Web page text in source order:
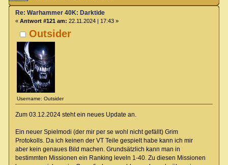
Outsider
Username: Outsider
Re: Warhammer 40K: Darktide
« Antwort #121 am: 22.11.2024 | 17:43 »
Zum 03.12.2024 steht ein neues Update an.
Ein neuer Spielmodi (der mir per se wohl nicht gefällt) Grim
Protokolls. Da ich keinen der VT Teile gespielt habe kann ich mir
aber kein genaues Bild machen. Grundsätzlich kann man in
bestimmten Missionen ein Ranking leveln 1-40. Zu diesen Missionen